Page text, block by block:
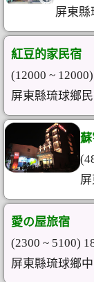
屏東縣
紅豆的家民宿
(12000 ~
屏東縣琉球鄉
愛の屋旅宿
(2300 ~ 5100)
屏東縣琉球鄉